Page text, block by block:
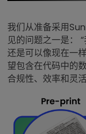
我们从准备采用
见的问题之一是：
还是可以像现在一
望包含在代码中的
合规性、效率和灵